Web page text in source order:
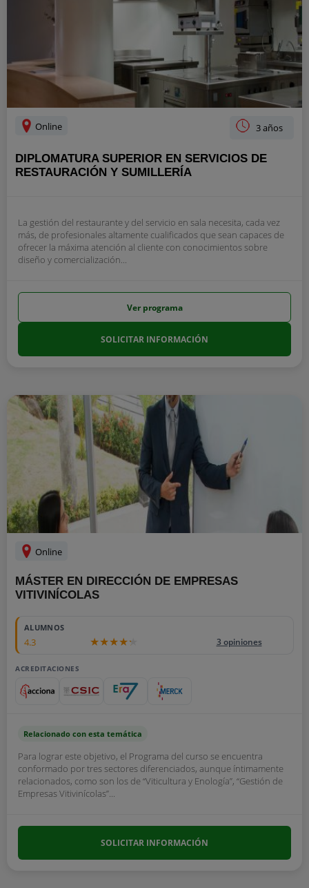
Online 3 años
DIPLOMATURA SUPERIOR EN SERVICIOS DE
RESTAURACIÓN Y SUMILLERÍA
La gestión del restaurante y del servicio en sala necesita, cada vez
más, de profesionales altamente cualificados que sean capaces de
ofrecer la máxima atención al cliente con conocimientos sobre
diseño y comercialización...
Ver programa
SOLICITAR INFORMACIÓN
Online
MÁSTER EN DIRECCIÓN DE EMPRESAS
VITIVINÍCOLAS
ALUMNOS
4.3 3 opiniones
ACREDITACIONES
Relacionado con esta temática
Para lograr este objetivo, el Programa del curso se encuentra
conformado por tres sectores diferenciados, aunque íntimamente
relacionados, como son los de “Viticultura y Enología”, “Gestión de
Empresas Vitivinícolas”...
SOLICITAR INFORMACIÓN